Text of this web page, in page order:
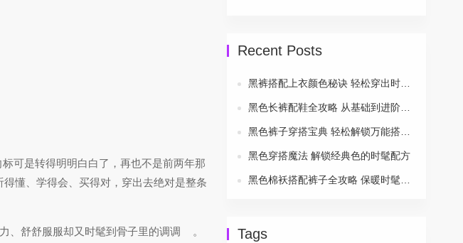
可是转得明明白白了，再也不是前两年那
得懂、学得会、买得对，穿出去绝对是整条
、舒舒服服却又时髦到骨子里的调调 。
Recent Posts
黑色穿搭魔法 解锁经典色的时髦配方
Tags